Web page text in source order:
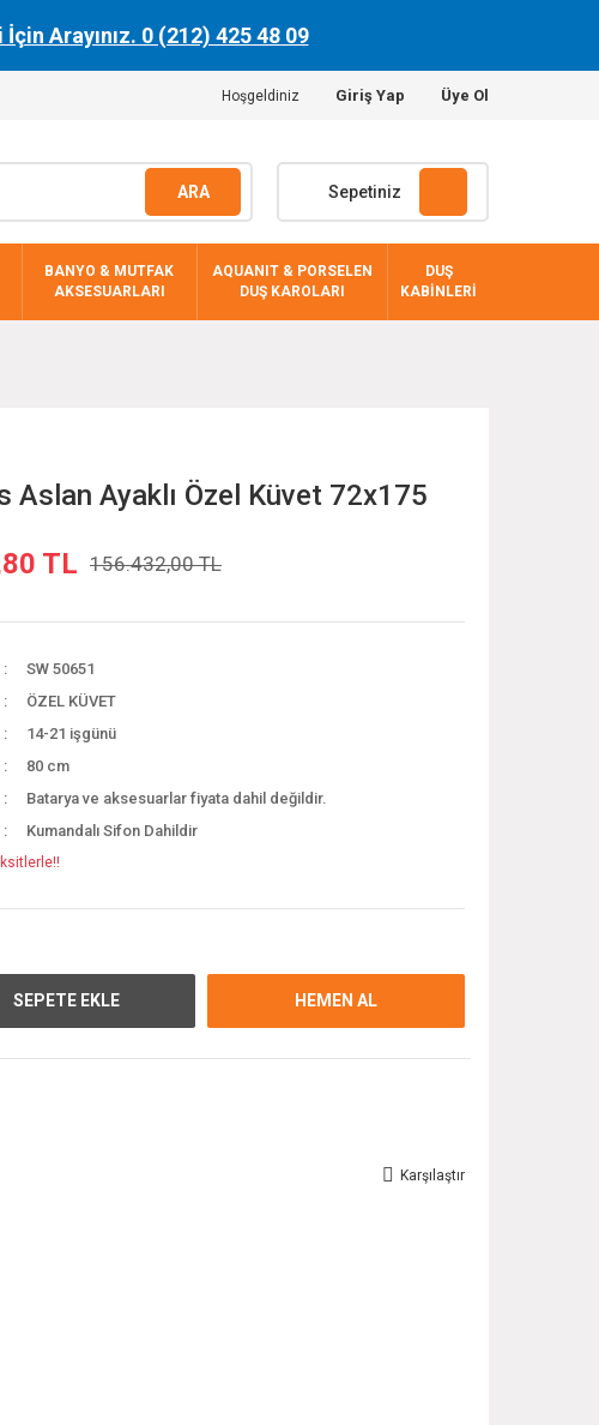
İçin Arayınız. 0 (212) 425 48 09
Hoşgeldiniz Giriş Yap Üye Ol
ARA Sepetiniz
BANYO & MUTFAK
AKSESUARLARI
AQUANIT & PORSELEN
DUŞ KAROLARI
DUŞ
KABİNLERİ
Aslan Ayaklı Özel Küvet 72x175
TL 156.432,00 TL
SW 50651
ÖZEL KÜVET
14-21 işgünü
80 cm
Batarya ve aksesuarlar fiyata dahil değildir.
Kumandalı Sifon Dahildir
SEPETE EKLE HEMEN AL
Karşılaştır